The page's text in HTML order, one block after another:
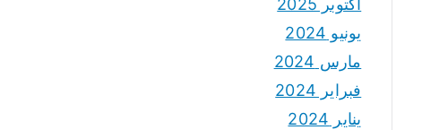
يونيو 2024
مارس 2024
فبراير 2024
يناير 2024